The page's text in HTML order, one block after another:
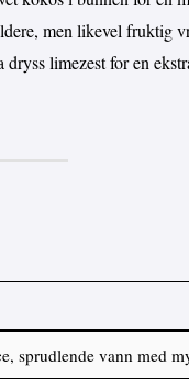
men likevel fruktig
limezest for en
sprudlende vann med